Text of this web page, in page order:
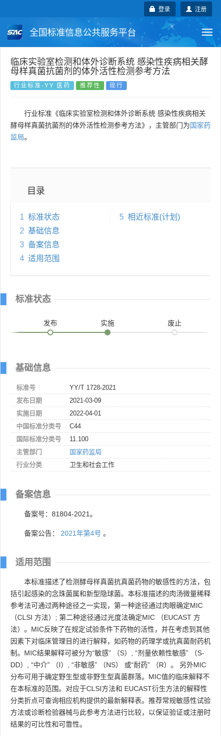
注册
登录
全国标准信息公共服务平台
国家标准 行业标准 地方标准
团体标准 企业标准
国外标准 技术委员会
临床实验室检测和体外诊断系统 感染性疾病相关酵
母样真菌抗菌剂的体外活性检测参考方法
行业标准-YY 医药 推荐性 现行
行业标准《临床实验室检测和体外诊断系统 感染性疾病相关
酵母样真菌抗菌剂的体外活性检测参考方法》，主管部门为国家药
监局。
目录
1 标准状态
2 基础信息
3 备案信息
4 适用范围
5 相近标准(计划)
标准状态
发布 实施 废止
基础信息
标准号
YY/T 1728-2021
发布日期
2021-03-09
实施日期
2022-04-01
中国标准分类号
C44
国际标准分类号
11.100
主管部门
国家药监局
行业分类
卫生和社会工作
备案信息
备案号：81804-2021。
备案公告： 2021年第4号 。
适用范围
本标准描述了检测酵母样真菌抗真菌药物的敏感性的方法，包
括引起感染的念珠菌属和新型隐球菌。本标准描述的肉汤微量稀释
参考法可通过两种途径之一实现，第一种途径通过肉眼确定MIC
（CLSI 方法）; 第二种途径通过光度法确定MIC （EUCAST 方
法）。MIC反映了在规定试验条件下药物的活性，并在考虑到其他
因素下对临床管理目的进行解释，如药物的药理学或抗真菌耐药机
制。MIC结果解释可被分为“敏感” （S）, “剂量依赖性敏感” （S-
DD）, “中介” （I）, “非敏感” （NS） 或“耐药” （R）。 另外MIC
分布可用于确定野生型或非野生型真菌群落。MIC值的临床解释不
在本标准的范围。对应于CLSI方法和 EUCAST衍生方法的解释性
分类折点可查询相应机构提供的最新解释表。推荐常规敏感性试验
方法或诊断检验器械与此参考方法进行比较，以保证验证或注册时
结果的可比性和可靠性。